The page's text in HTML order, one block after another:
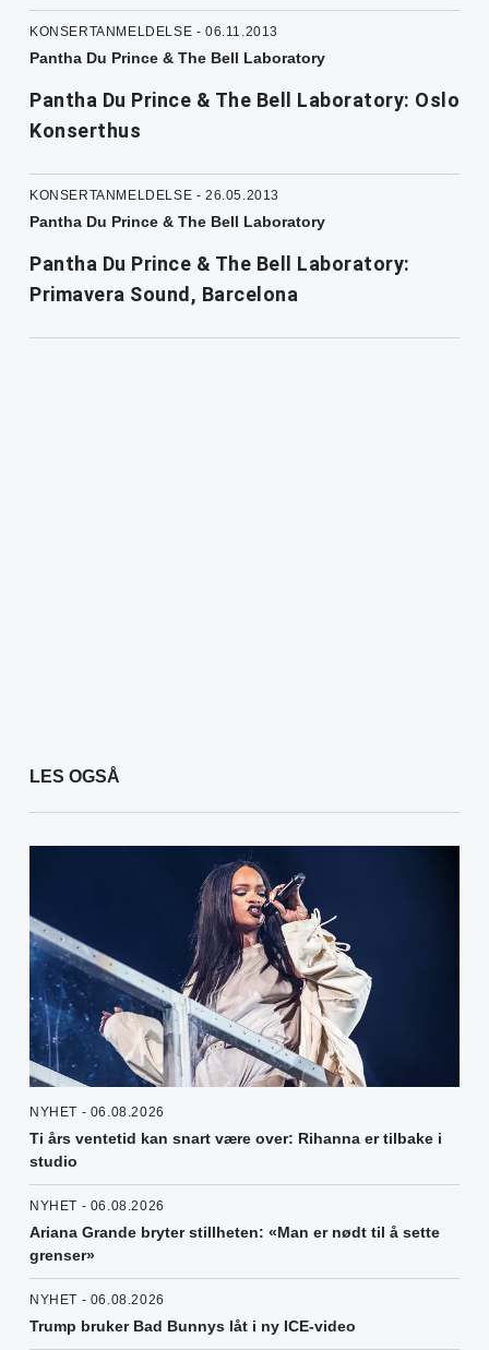
KONSERTANMELDELSE - 06.11.2013
Pantha Du Prince & The Bell Laboratory
Pantha Du Prince & The Bell Laboratory: Oslo
Konserthus
KONSERTANMELDELSE - 26.05.2013
Pantha Du Prince & The Bell Laboratory
Pantha Du Prince & The Bell Laboratory:
Primavera Sound, Barcelona
LES OGSÅ
NYHET - 06.08.2026
Ti års ventetid kan snart være over: Rihanna er tilbake i
studio
NYHET - 06.08.2026
Ariana Grande bryter stillheten: «Man er nødt til å sette
grenser»
NYHET - 06.08.2026
Trump bruker Bad Bunnys låt i ny ICE-video